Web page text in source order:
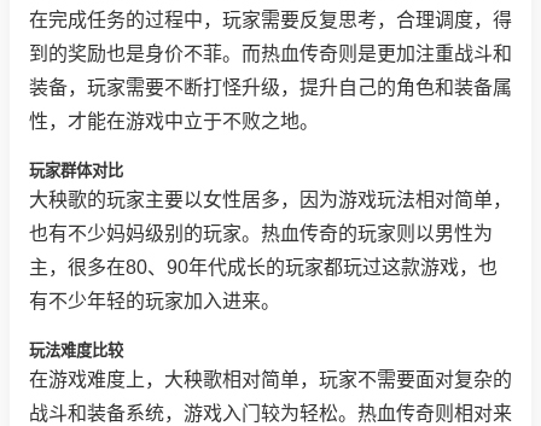
在完成任务的过程中，玩家需要反复思考，合理调度，得
到的奖励也是身价不菲。而热血传奇则是更加注重战斗和
装备，玩家需要不断打怪升级，提升自己的角色和装备属
性，才能在游戏中立于不败之地。
玩家群体对比
大秧歌的玩家主要以女性居多，因为游戏玩法相对简单，
也有不少妈妈级别的玩家。热血传奇的玩家则以男性为
主，很多在80、90年代成长的玩家都玩过这款游戏，也
有不少年轻的玩家加入进来。
玩法难度比较
在游戏难度上，大秧歌相对简单，玩家不需要面对复杂的
战斗和装备系统，游戏入门较为轻松。热血传奇则相对来